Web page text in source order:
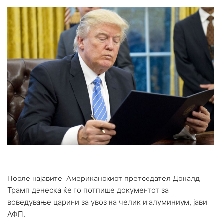
После најавите Американскиот претседател Доналд
Трамп денеска ќе го потпише документот за
воведување царини за увоз на челик и алуминиум, јави
АФП.